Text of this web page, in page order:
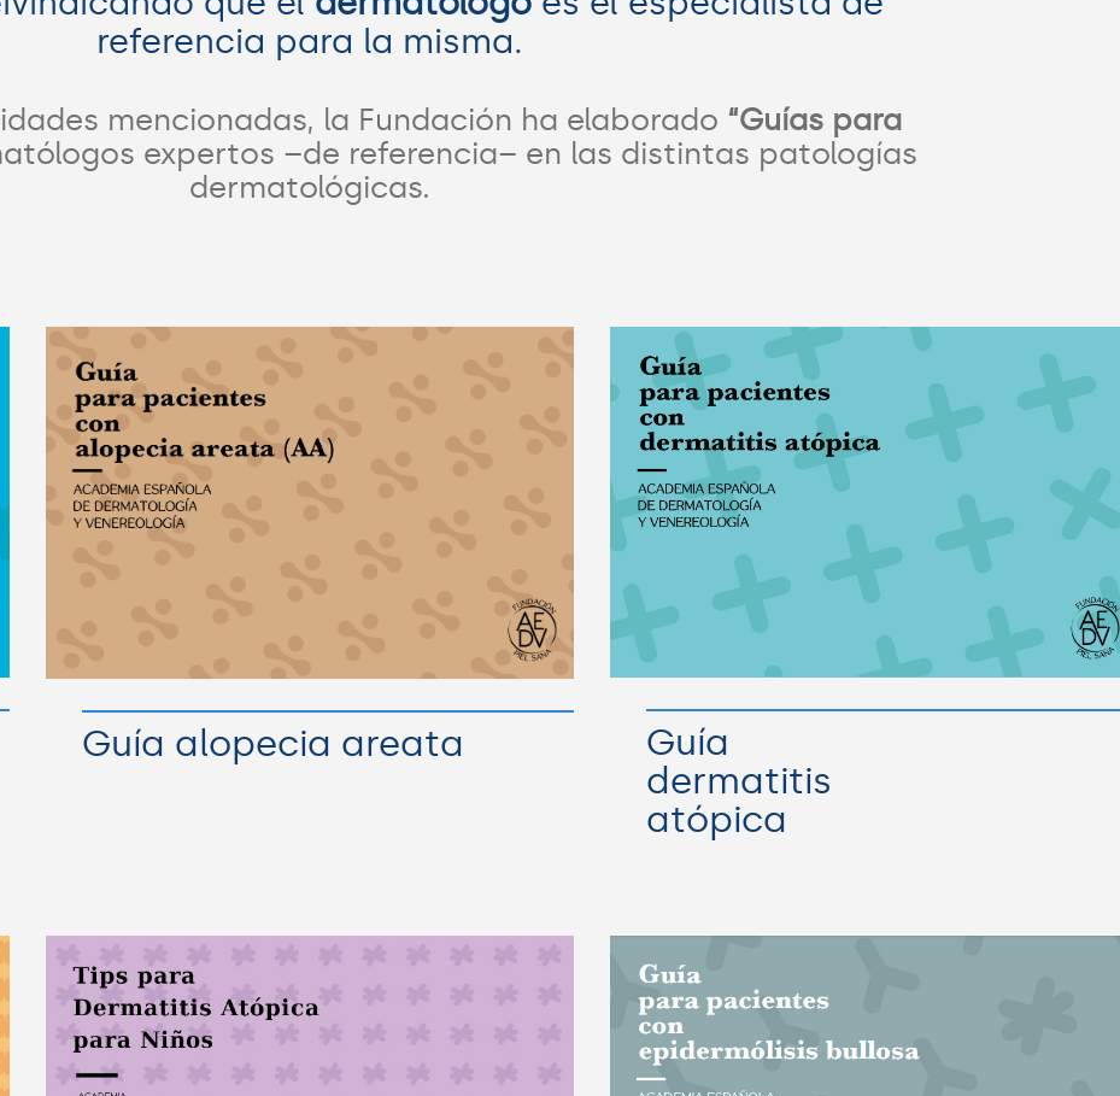
referencia para la misma.
mencionadas, la Fundación ha elaborado “Guías para
expertos –de referencia– en las distintas patologías
dermatológicas.
Guía alopecia areata
Guía
dermatitis
atópica